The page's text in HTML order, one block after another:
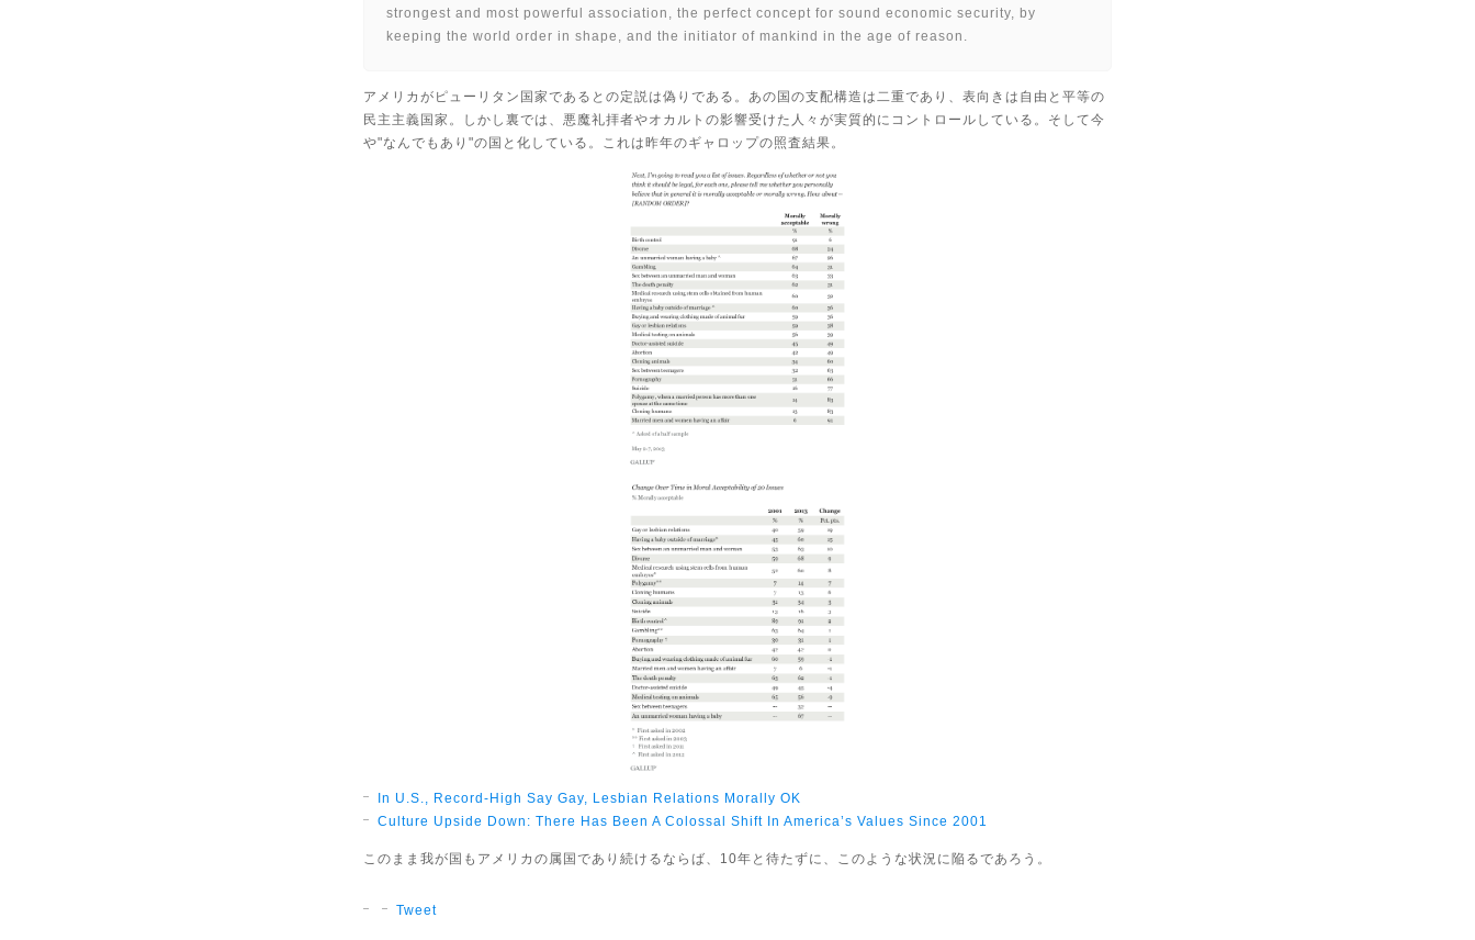
strongest and most powerful association, the perfect concept for sound economic security, by
keeping the world order in shape, and the initiator of mankind in the age of reason.
アメリカがピューリタン国家であるとの定説は偽りである。あの国の支配構造は二重であり、表向きは自由と平等の
民主主義国家。しかし裏では、悪魔礼拝者やオカルトの影響受けた人々が実質的にコントロールしている。そして今
や"なんでもあり"の国と化している。これは昨年のギャロップの照査結果。
In U.S., Record-High Say Gay, Lesbian Relations Morally OK
Culture Upside Down: There Has Been A Colossal Shift In America’s Values Since 2001
このまま我が国もアメリカの属国であり続けるならば、10年と待たずに、このような状況に陥るであろう。
Tweet